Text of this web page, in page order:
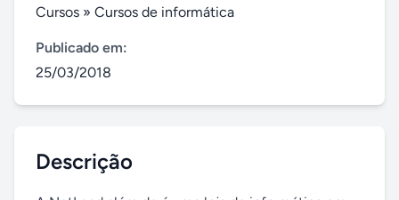
Cursos » Cursos de informática
Publicado em:
25/03/2018
Descrição